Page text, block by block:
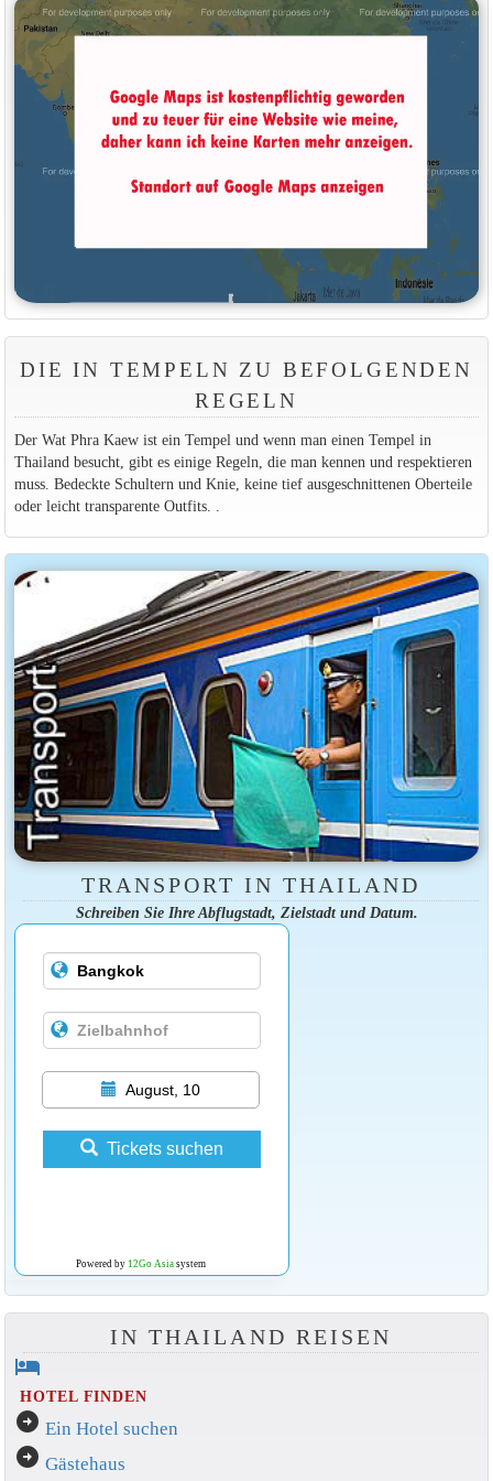
DIE IN TEMPELN ZU BEFOLGENDEN
REGELN
Der Wat Phra Kaew ist ein Tempel und wenn man einen Tempel in
Thailand besucht, gibt es einige Regeln, die man kennen und respektieren
muss. Bedeckte Schultern und Knie, keine tief ausgeschnittenen Oberteile
oder leicht transparente Outfits. .
TRANSPORT IN THAILAND
Schreiben Sie Ihre Abflugstadt, Zielstadt und Datum.
August, 10
Tickets suchen
Powered by 12Go Asiasystem
IN THAILAND REISEN
hotel
HOTEL FINDEN
arrow_circle_right Ein Hotel suchen
arrow_circle_right Gästehaus